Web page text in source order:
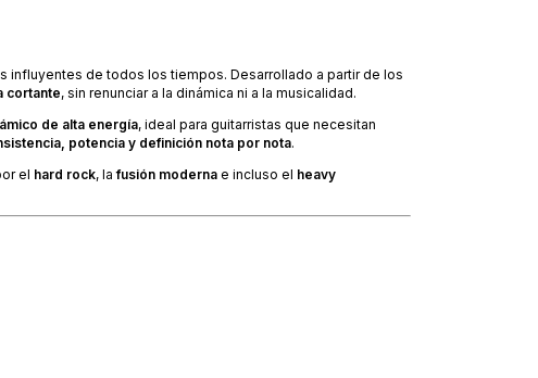
influyentes de todos los tiempos. Desarrollado a partir de los
cortante, sin renunciar a la dinámica ni a la musicalidad.
de alta energía, ideal para guitarristas que necesitan
potencia y definición nota por nota.
el hard rock, lafusión moderna e incluso el heavy